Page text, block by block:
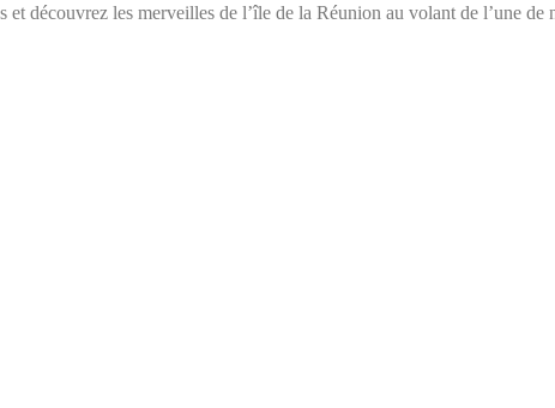
et découvrez les merveilles de l’île de la Réunion au volant de l’une